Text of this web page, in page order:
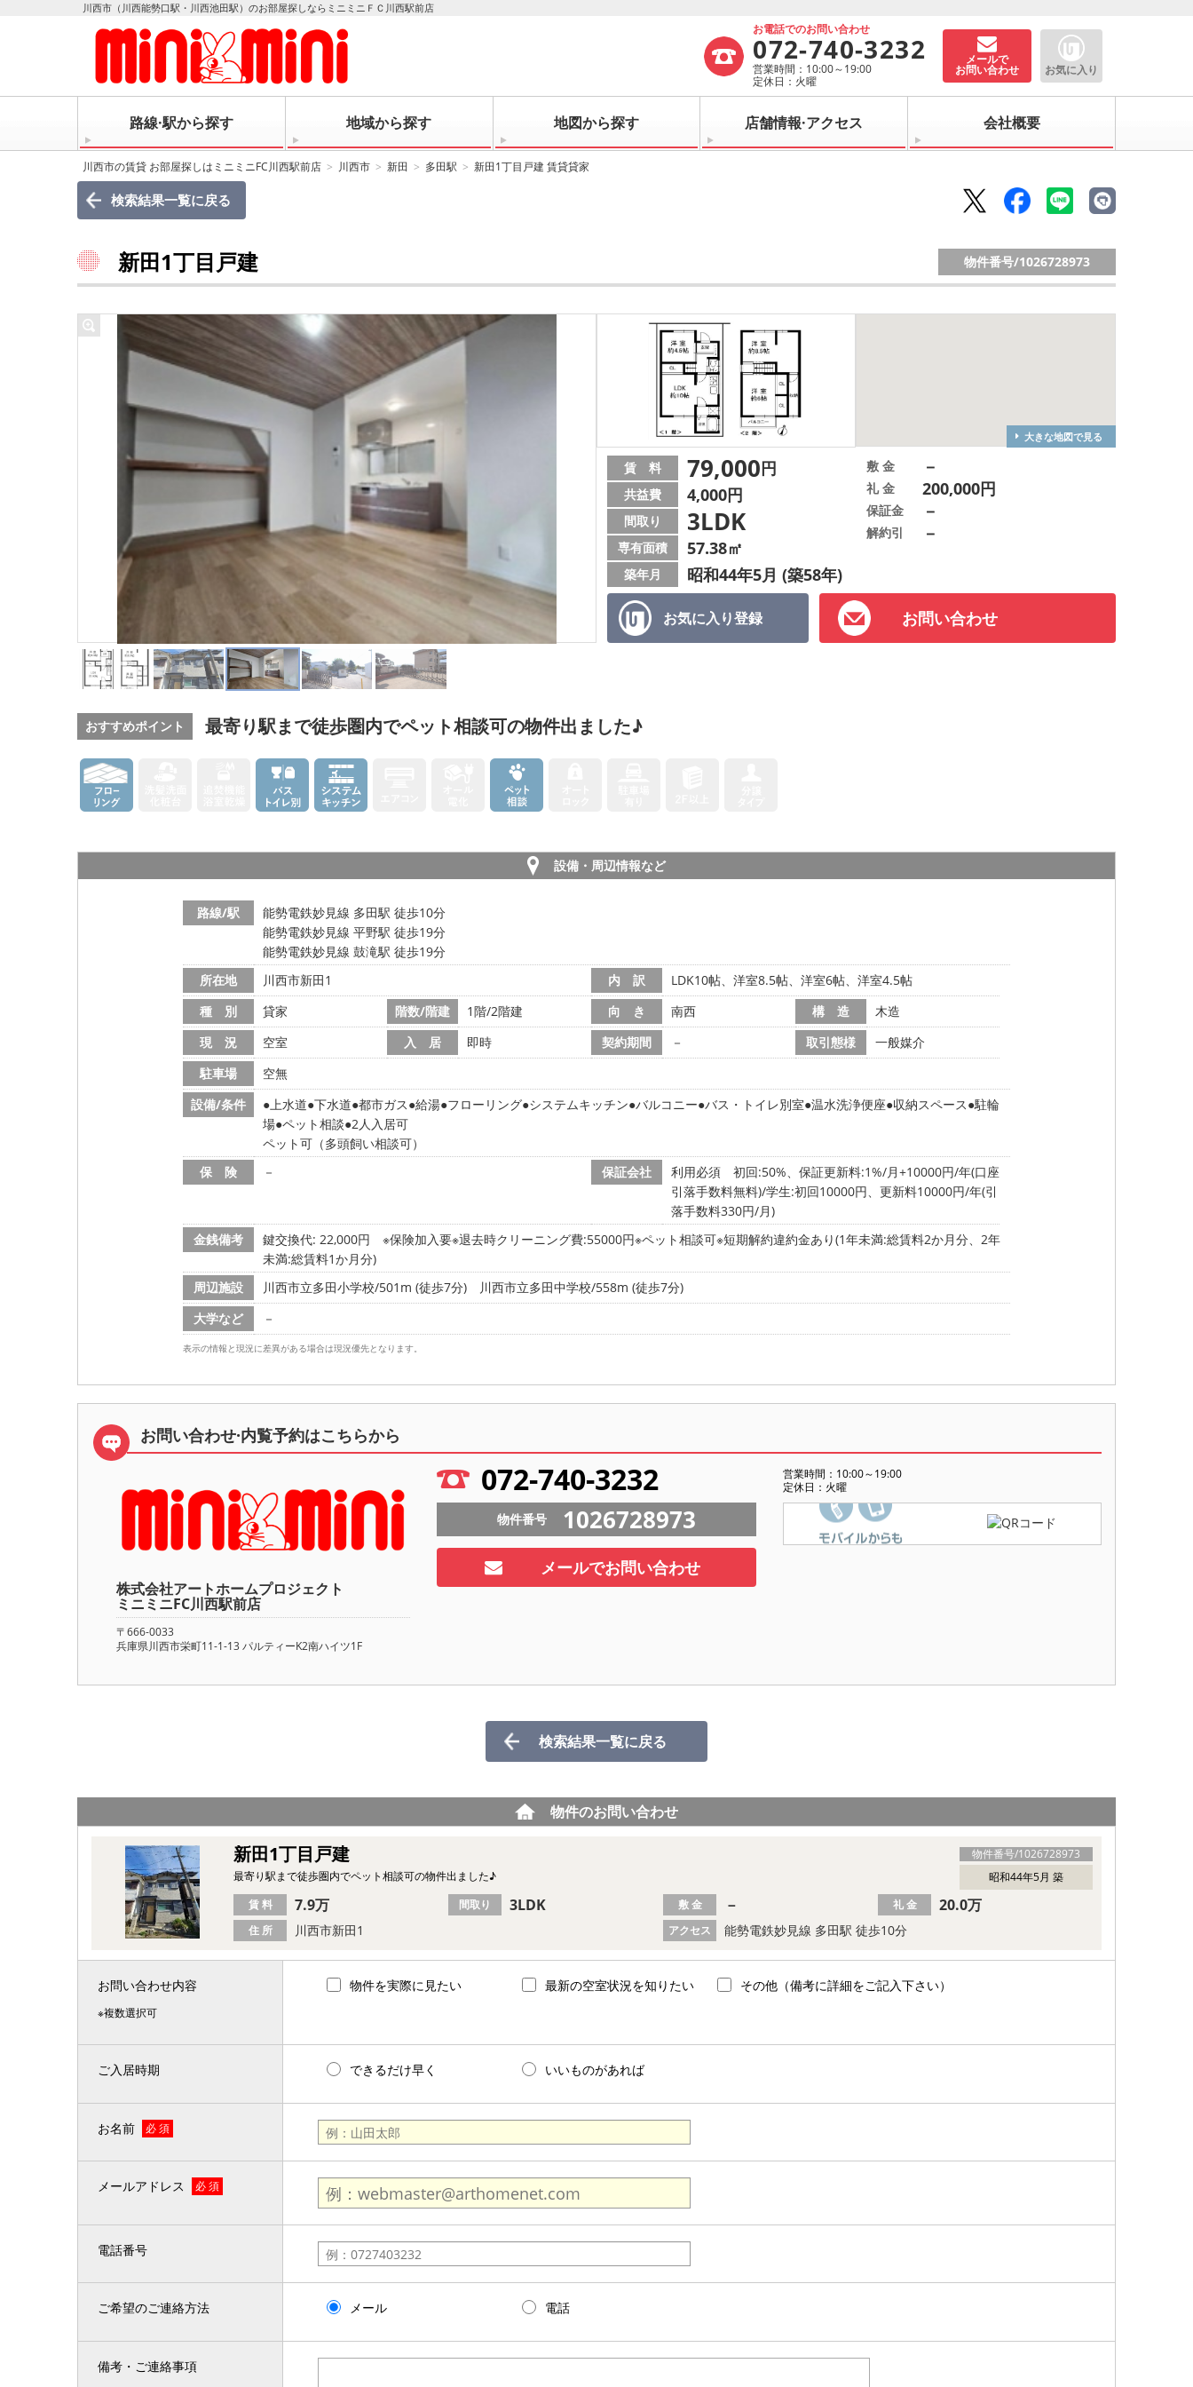
川西市（川西能勢口駅・川西池田駅）のお部屋探しならミニミニＦＣ川西駅前店
お電話でのお問い合わせ
072-740-3232
営業時間：10:00～19:00
定休日：火曜
メールで
お問い合わせ お気に入り
路線·駅から探す 地域から探す 地図から探す 店舗情報·アクセス 会社概要
川西市の賃貸 お部屋探しはミニミニFC川西駅前店 川西市 新田 多田駅 新田1丁目戸建 賃貸貸家
検索結果一覧に戻る
新田1丁目戸建 物件番号/1026728973
大きな地図で見る
お気に入り登録 お問い合わせ
賃 料 79,000円
共益費 4,000円
間取り 3LDK
専有面積 57.38㎡
築年月 昭和44年5月 (築58年)
敷 金 －
礼 金 200,000円
保証金 －
解約引 －
おすすめポイント 最寄り駅まで徒歩圏内でペット相談可の物件出ました♪
設備・周辺情報など
路線/駅
能勢電鉄妙見線 多田駅 徒歩10分
能勢電鉄妙見線 平野駅 徒歩19分
能勢電鉄妙見線 鼓滝駅 徒歩19分
所在地
川西市新田1 内 訳
LDK10帖、洋室8.5帖、洋室6帖、洋室4.5帖
種 別
貸家 階数/階建 1階/2階建 向 き 南西 構 造
木造
現 況
空室 入 居 即時 契約期間 － 取引態様
一般媒介
駐車場
空無
設備/条件
上水道 下水道 都市ガス 給湯 フローリング システムキッチン バルコニー バス・トイレ別室 温水洗浄便座 収納スペース 駐輪
場 ペット相談 2人入居可
ペット可（多頭飼い相談可）
保 険
－ 保証会社
利用必須 初回:50%、保証更新料:1%/月+10000円/年(口座
引落手数料無料)/学生:初回10000円、更新料10000円/年(引
落手数料330円/月)
金銭備考
鍵交換代: 22,000円
※保険加入要※退去時クリーニング費:55000円※ペット相談可※短期解約違約金あり(1年未満:総賃料2か月分、2年
未満:総賃料1か月分)
周辺施設
川西市立多田小学校/501m (徒歩7分)
川西市立多田中学校/558m (徒歩7分)
大学など
－
表示の情報と現況に差異がある場合は現況優先となります。
お問い合わせ·内覧予約はこちらから
株式会社アートホームプロジェクト
ミニミニFC川西駅前店
〒666-0033
兵庫県川西市栄町11-1-13 パルティーK2南ハイツ1F
072-740-3232
営業時間：10:00～19:00
定休日：火曜
物件番号 1026728973
メールでお問い合わせ
検索結果一覧に戻る
物件のお問い合わせ
物件番号/1026728973
新田1丁目戸建
昭和44年5月 築
最寄り駅まで徒歩圏内でペット相談可の物件出ました♪
住 所 川西市新田1 アクセス 能勢電鉄妙見線 多田駅 徒歩10分
賃 料 7.9万 間取り 3LDK 敷 金 － 礼 金 20.0万
お問い合わせ内容
※複数選択可
物件を実際に見たい 最新の空室状況を知りたい その他（備考に詳細をご記入下さい）
ご入居時期 できるだけ早く いいものがあれば
お名前 必 須
メールアドレス 必 須
電話番号
ご希望のご連絡方法 メール 電話
備考・ご連絡事項